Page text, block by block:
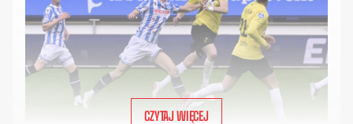
CZYTAJ WIĘCEJ